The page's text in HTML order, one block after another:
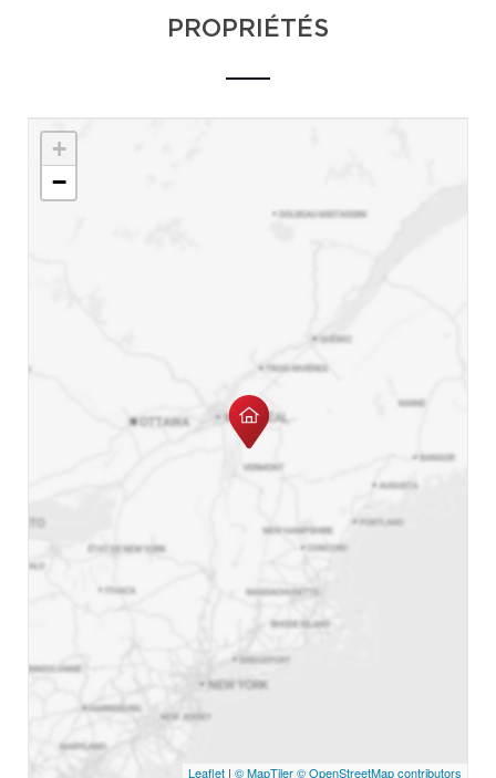
PROPRIÉTÉS
+
−
Leaflet | © MapTiler© OpenStreetMap contributors